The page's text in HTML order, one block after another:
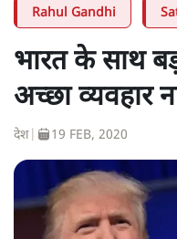
Rahul Gandhi
भारत के साथ
अच्छा व्यवहार
देश 19 FEB, 2020